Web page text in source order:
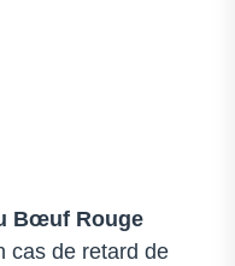
Bœuf Rouge
cas de retard de